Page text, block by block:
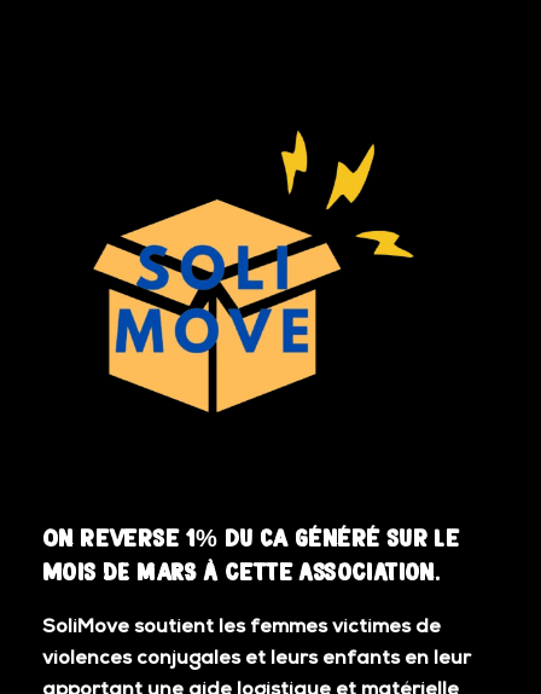
On reverse 1% du CA généré sur le
mois DE MARS à cette association.
SoliMove soutient les femmes victimes de
violences conjugales et leurs enfants en leur